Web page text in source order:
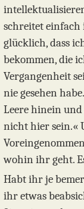
schreitet einfach
glücklich, dass
bekommen, die
Vergangenheit
nie gesehen
Leere hinein
nicht hier sein.«
wohin ihr geht.
Habt ihr je
ihr etwas